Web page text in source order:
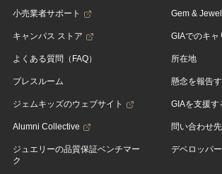
小売業者サポート
キャンパス ストア
よくある質問（FAQ）
プレスルーム
ジェムキッズのウェブサイト
Alumni Collective
ジュエリーの品質保証ベンチマー
ク
Gem &
GIAでのキャ
所在地
懸念を報告
GIAを支援す
問い合わせ先
デベロッパー